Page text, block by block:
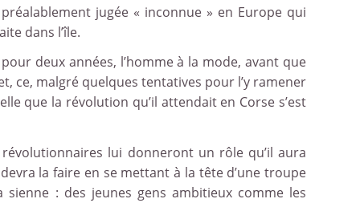
jugée « inconnue » en Europe qui
dans l’île.
deux années, l’homme à la mode, avant que
ce, malgré quelques tentatives pour l’y ramener
que la révolution qu’il attendait en Corse s’est
lui donneront un rôle qu’il aura
la faire en se mettant à la tête d’une troupe
: des jeunes gens ambitieux comme les